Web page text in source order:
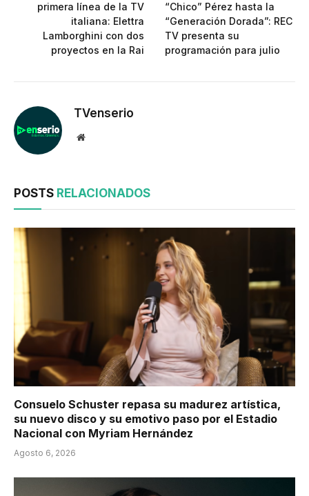
primera línea de la TV
italiana: Elettra
Lamborghini con dos
proyectos en la Rai
“Chico” Pérez hasta la
“Generación Dorada”: REC
TV presenta su
programación para julio
TVenserio
Website
POSTS RELACIONADOS
Consuelo Schuster repasa su madurez artística,
su nuevo disco y su emotivo paso por el Estadio
Nacional con Myriam Hernández
Agosto 6, 2026